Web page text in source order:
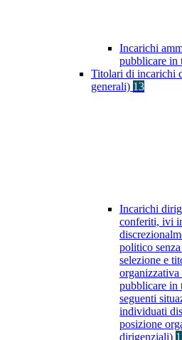
Incarichi
pubblicare in
Titolari di incarichi
generali) 13
Incarichi
conferiti, ivi
politico
selezione e
pubblicare in
seguenti
individuati
posizione
dirigenziali)